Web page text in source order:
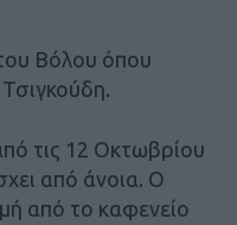
Βόλου όπου
τις 12 Οκτωβρίου
από άνοια. Ο
από το καφενείο